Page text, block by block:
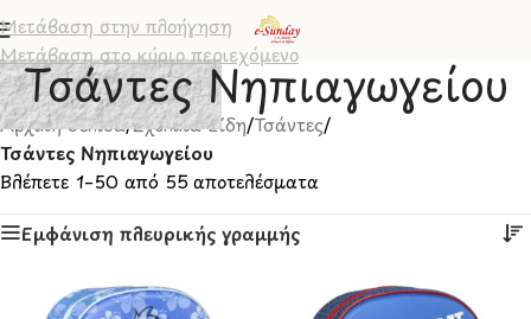
Μετάβαση στην πλοήγηση
Μετάβαση στο κύριο περιεχόμενο
Τσάντες Νηπιαγωγείου
Αρχική σελίδα/Σχολικά Είδη/Τσάντες/
Τσάντες Νηπιαγωγείου
Βλέπετε 1–50 από 55 αποτελέσματα
Εμφάνιση πλευρικής γραμμής